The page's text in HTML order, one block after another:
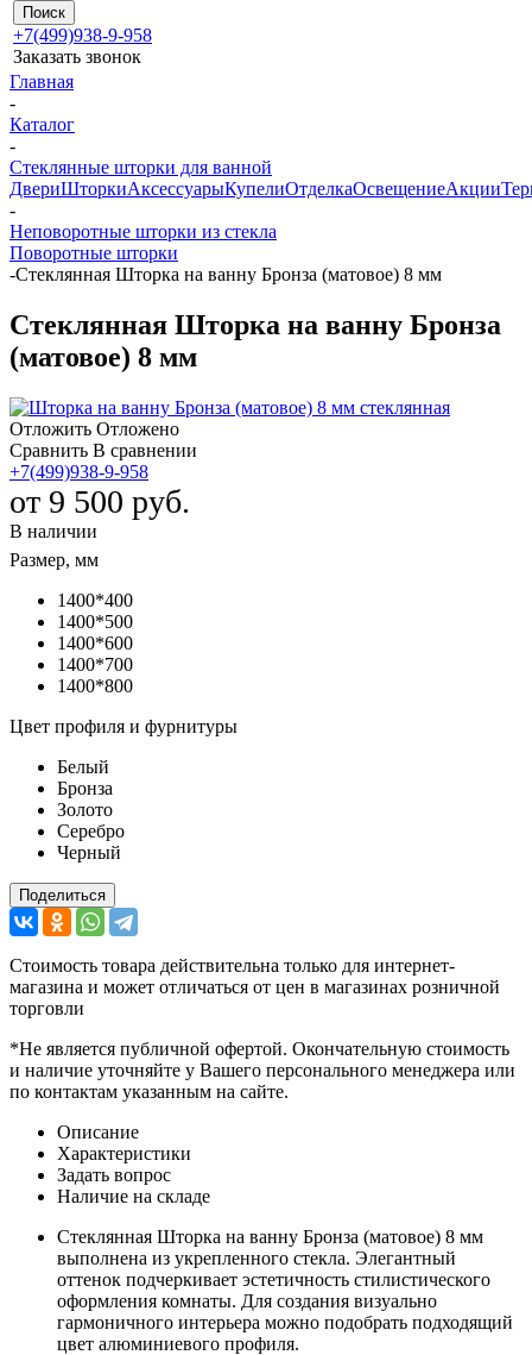
+7(499)938-9-958
Заказать звонок
Главная
-
Каталог
-
Стеклянные шторки для ванной
ДвериШторкиАксессуарыКупелиОтделкаОсвещениеАкции
-
Неповоротные шторки из стекла
Поворотные шторки
-Стеклянная Шторка на ванну Бронза (матовое) 8 мм
Стеклянная Шторка на ванну Бронза
(матовое) 8 мм
Отложить Отложено
Сравнить В сравнении
+7(499)938-9-958
от 9 500 руб.
В наличии
Размер, мм
1400*400
1400*500
1400*600
1400*700
1400*800
Цвет профиля и фурнитуры
Белый
Бронза
Золото
Серебро
Черный
Поделиться
Стоимость товара действительна только для интернет-
магазина и может отличаться от цен в магазинах розничной
торговли
*Не является публичной офертой. Окончательную стоимость
и наличие уточняйте у Вашего персонального менеджера или
по контактам указанным на сайте.
Описание
Характеристики
Задать вопрос
Наличие на складе
Стеклянная Шторка на ванну Бронза (матовое) 8 мм
выполнена из укрепленного стекла. Элегантный
оттенок подчеркивает эстетичность стилистического
оформления комнаты. Для создания визуально
гармоничного интерьера можно подобрать подходящий
цвет алюминиевого профиля.